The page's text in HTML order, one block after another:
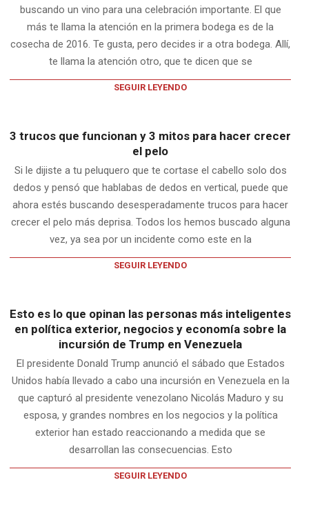
buscando un vino para una celebración importante. El que
más te llama la atención en la primera bodega es de la
cosecha de 2016. Te gusta, pero decides ir a otra bodega. Allí,
te llama la atención otro, que te dicen que se
SEGUIR LEYENDO
3 trucos que funcionan y 3 mitos para hacer crecer
el pelo
Si le dijiste a tu peluquero que te cortase el cabello solo dos
dedos y pensó que hablabas de dedos en vertical, puede que
ahora estés buscando desesperadamente trucos para hacer
crecer el pelo más deprisa. Todos los hemos buscado alguna
vez, ya sea por un incidente como este en la
SEGUIR LEYENDO
Esto es lo que opinan las personas más inteligentes
en política exterior, negocios y economía sobre la
incursión de Trump en Venezuela
El presidente Donald Trump anunció el sábado que Estados
Unidos había llevado a cabo una incursión en Venezuela en la
que capturó al presidente venezolano Nicolás Maduro y su
esposa, y grandes nombres en los negocios y la política
exterior han estado reaccionando a medida que se
desarrollan las consecuencias. Esto
SEGUIR LEYENDO